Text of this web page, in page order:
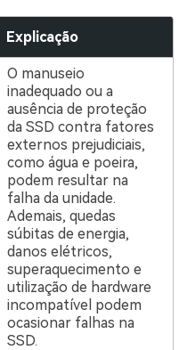
Explicação
O manuseio
inadequado ou a
ausência de proteção
da SSD contra fatores
externos prejudiciais,
como água e poeira,
podem resultar na
falha da unidade.
Ademais, quedas
súbitas de energia,
danos elétricos,
superaquecimento e
utilização de hardware
incompatível podem
ocasionar falhas na
SSD.